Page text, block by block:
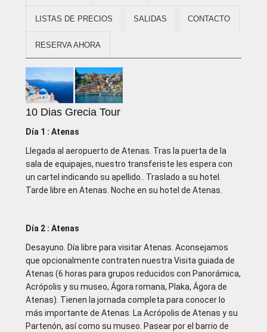
LISTAS DE PRECIOS SALIDAS CONTACTO
RESERVA AHORA
10 Dias Grecia Tour
Día 1 : Atenas
Llegada al aeropuerto de Atenas. Tras la puerta de la
sala de equipajes, nuestro transferiste les espera con
un cartel indicando su apellido.. Traslado a su hotel.
Tarde libre en Atenas. Noche en su hotel de Atenas.
Día 2 : Atenas
Desayuno. Día libre para visitar Atenas. Aconsejamos
que opcionalmente contraten nuestra Visita guiada de
Atenas (6 horas para grupos reducidos con Panorámica,
Acrópolis y su museo, Ágora romana, Plaka, Ágora de
Atenas). Tienen la jornada completa para conocer lo
más importante de Atenas. La Acrópolis de Atenas y su
Partenón, así como su museo. Pasear por el barrio de